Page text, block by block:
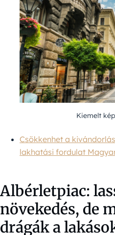
Kiemelt
Csökkenhet a
lakhatási fordulat
Albérletpiac:
növekedés, de
drágák a